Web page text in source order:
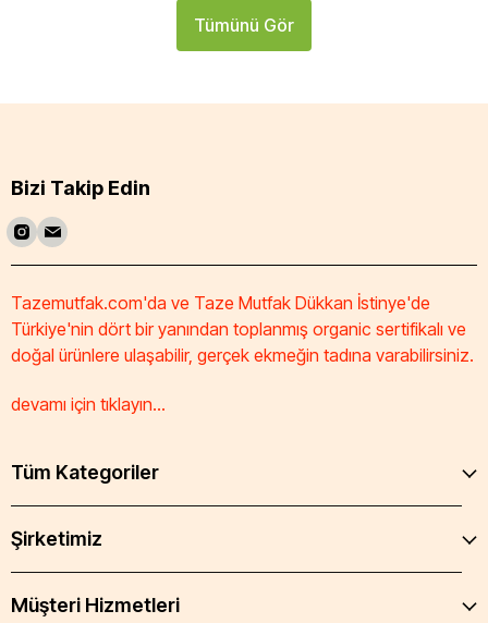
Tümünü Gör
Bizi Takip Edin
Tazemutfak.com'da ve Taze Mutfak Dükkan İstinye'de
Türkiye'nin dört bir yanından toplanmış organic sertifikalı ve
doğal ürünlere ulaşabilir, gerçek ekmeğin tadına varabilirsiniz.
devamı için tıklayın...
Tüm Kategoriler
Şirketimiz
Müşteri Hizmetleri